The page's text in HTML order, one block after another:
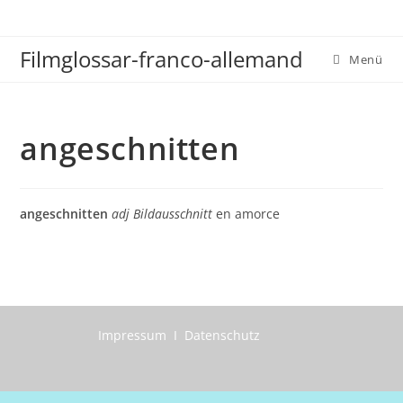
springen
Filmglossar-franco-allemand Menü
angeschnitten
angeschnitten adj Bildausschnitt en amorce
Impressum I Datenschutz